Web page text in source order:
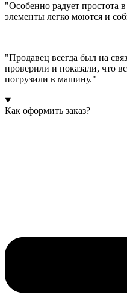
"Особенно радует простота
элементы легко моются и
"Продавец всегда был на
проверили и показали, что
погрузили в машину."
Как оформить заказ?